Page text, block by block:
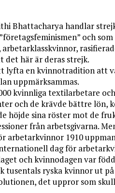
Bhattacharya handlar
och
arbetarklasskvinnor,
det här är deras strejk.
lyfta en kvinnotradition att
uppmärksammas.
kvinnliga textilarbetare
och de krävde bättre
höjde sina röster mot de
från arbetsgivarna.
arbetarkvinnor 1910
dag för
och kvinnodagen var
tusentals ryska kvinnor ut
det uppror som